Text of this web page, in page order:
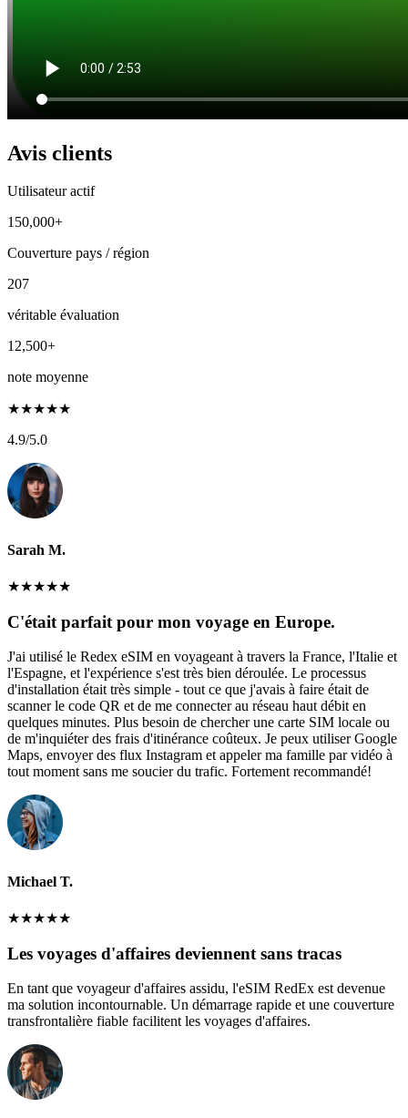
Avis clients
Utilisateur actif
150,000+
Couverture pays / région
207
véritable évaluation
12,500+
note moyenne
★★★★★
4.9/5.0
Sarah M.
★★★★★
C'était parfait pour mon voyage en Europe.
J'ai utilisé le Redex eSIM en voyageant à travers la France, l'Italie et
l'Espagne, et l'expérience s'est très bien déroulée. Le processus
d'installation était très simple - tout ce que j'avais à faire était de
scanner le code QR et de me connecter au réseau haut débit en
quelques minutes. Plus besoin de chercher une carte SIM locale ou
de m'inquiéter des frais d'itinérance coûteux. Je peux utiliser Google
Maps, envoyer des flux Instagram et appeler ma famille par vidéo à
tout moment sans me soucier du trafic. Fortement recommandé!
Michael T.
★★★★★
Les voyages d'affaires deviennent sans tracas
En tant que voyageur d'affaires assidu, l'eSIM RedEx est devenue
ma solution incontournable. Un démarrage rapide et une couverture
transfrontalière fiable facilitent les voyages d'affaires.